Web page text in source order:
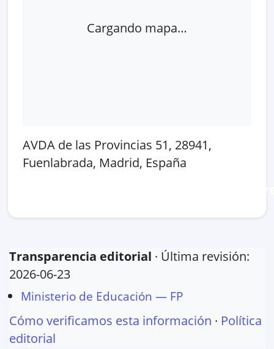
Cargando mapa…
AVDA de las Provincias 51, 28941,
Fuenlabrada, Madrid, España
Transparencia editorial · Última revisión:
2026-06-23
Ministerio de Educación — FP
Cómo verificamos esta información · Política
editorial